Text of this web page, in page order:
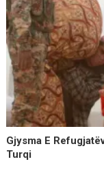
Gjysma E
Turqi